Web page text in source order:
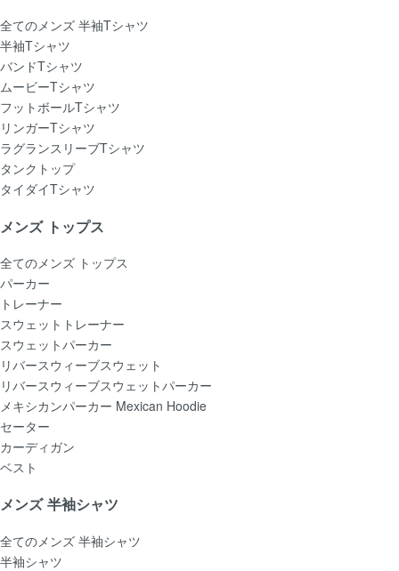
全てのメンズ 半袖Tシャツ
半袖Tシャツ
バンドTシャツ
ムービーTシャツ
フットボールTシャツ
リンガーTシャツ
ラグランスリーブTシャツ
タンクトップ
タイダイTシャツ
メンズ トップス
全てのメンズ トップス
パーカー
トレーナー
スウェットトレーナー
スウェットパーカー
リバースウィーブスウェット
リバースウィーブスウェットパーカー
メキシカンパーカー Mexican Hoodie
セーター
カーディガン
ベスト
メンズ 半袖シャツ
全てのメンズ 半袖シャツ
半袖シャツ